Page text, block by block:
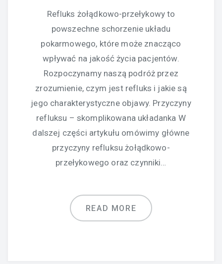
Refluks żołądkowo-przełykowy to
powszechne schorzenie układu
pokarmowego, które może znacząco
wpływać na jakość życia pacjentów.
Rozpoczynamy naszą podróż przez
zrozumienie, czym jest refluks i jakie są
jego charakterystyczne objawy. Przyczyny
refluksu – skomplikowana układanka W
dalszej części artykułu omówimy główne
przyczyny refluksu żołądkowo-
przełykowego oraz czynniki…
READ MORE